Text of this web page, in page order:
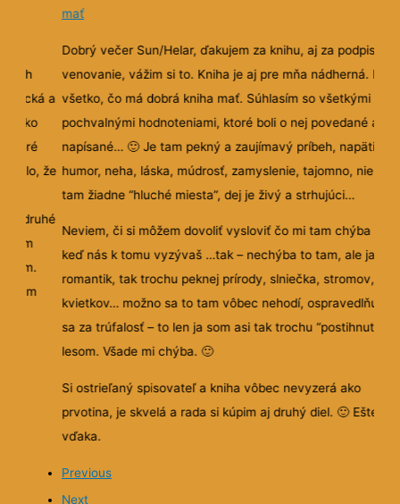
a
ako
zdalo, že
druhé
mať
Dobrý večer Sun/Helar, ďakujem za knihu, aj za podpis a
venovanie, vážim si to. Kniha je aj pre mňa nádherná. Má
všetko, čo má dobrá kniha mať. Súhlasím so všetkými
pochvalnými hodnoteniami, ktoré boli o nej povedané a
napísané… 🙂Je tam pekný a zaujímavý príbeh, napätie,
humor, neha, láska, múdrosť, zamyslenie, tajomno, nie sú
tam žiadne “hluché miesta”, dej je živý a strhujúci…
Neviem, či si môžem dovoliť vysloviť čo mi tam chýba –
keď nás k tomu vyzývaš …tak – nechýba to tam, ale ja
romantik, tak trochu peknej prírody, slniečka, stromov,
kvietkov… možno sa to tam vôbec nehodí, ospravedlňujem
sa za trúfalosť – to len ja som asi tak trochu “postihnutá”
lesom. Všade mi chýba. 🙂
Si ostrieľaný spisovateľ a kniha vôbec nevyzerá ako
prvotina, je skvelá a rada si kúpim aj druhý diel. 🙂Ešte raz
vďaka.
Previous
Next